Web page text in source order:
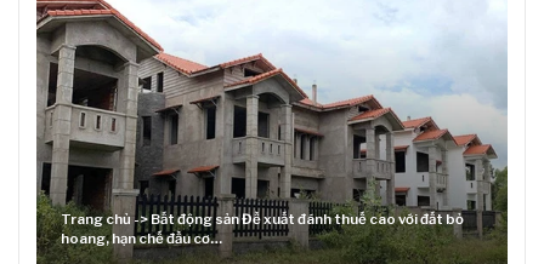
Trang chủ -> Bất động sản Đề xuất đánh thuế cao với đất bỏ
hoang, hạn chế đầu cơ…